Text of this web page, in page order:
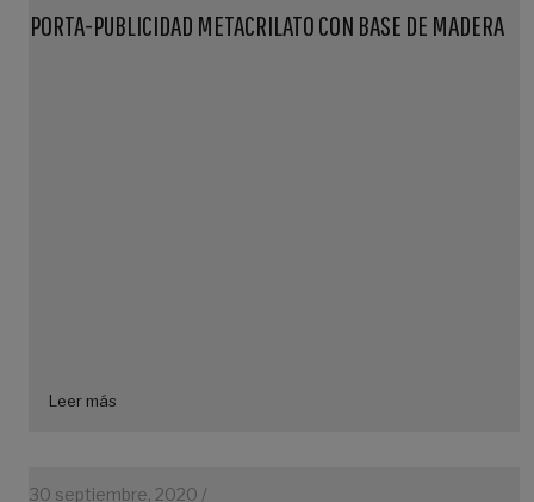
PORTA-PUBLICIDAD METACRILATO CON BASE DE MADERA
Leer más
30 septiembre, 2020 /